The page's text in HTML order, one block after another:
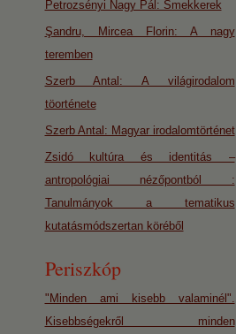
Petrozsényi Nagy Pál: Smekkerek
Şandru, Mircea Florin: A nagy
teremben
Szerb Antal: A világirodalom
töorténete
Szerb Antal: Magyar irodalomtörténet
Zsidó kultúra és identitás –
antropológiai nézőpontból :
Tanulmányok a tematikus
kutatásmódszertan köréből
Periszkóp
"Minden ami kisebb valaminél".
Kisebbségekről minden